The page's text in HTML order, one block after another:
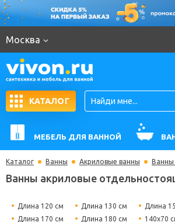
Москва
КАТАЛОГ
МЕБЕЛЬ ДЛЯ ВАННОЙ
Каталог Ванны Акриловые ванны Ванны
Ванны акриловые
Длина 120 см Длина 130 см Длина
Длина 170 см
Длина 180 см 140х70